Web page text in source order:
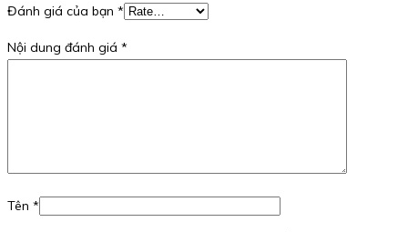
Đánh giá của bạn *
Nội dung đánh giá *
Tên *